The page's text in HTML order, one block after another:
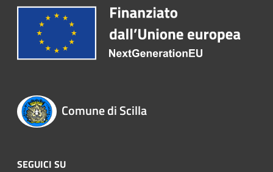
Comune di Scilla
SEGUICI SU